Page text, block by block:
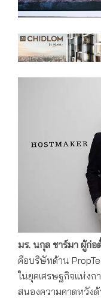
มร. นกุล ชาร์มา ผู้ก่อ
คือบริษัทด้าน
ในยุคเศรษฐกิจแห่งก
สนองความคาดหวังด้